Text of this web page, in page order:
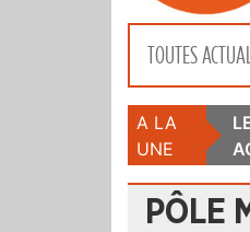
TOUTES
A LA
UNE
PÔLE